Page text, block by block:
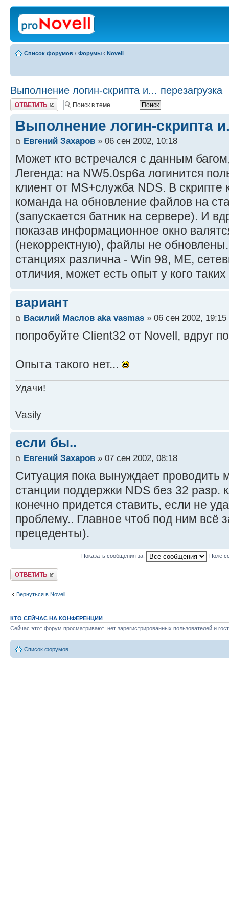
Список форумов ‹ Форумы ‹ Novell
Выполнение логин-скрипта и... перезагрузка
Ответить
Выполнение логин-скрипта
Евгений Захаров » 06 сен 2002, 10:18
Может кто встречался с данным
Легенда: на NW5.0sp6a логинится
клиент от MS+служба NDS. В скрипте
команда на обновление файлов на
(запускается батник на сервере). И
показав информационное окно
(некорректную), файлы не
станциях различна - Win 98, ME,
отличия, может есть опыт у кого
вариант
Василий Маслов aka vasmas » 06 сен 2002, 19:15
попробуйте Client32 от Novell, вдруг
Опыта такого нет...
Удачи!
Vasily
если бы..
Евгений Захаров » 07 сен 2002, 08:18
Ситуация пока вынуждает проводить
станции поддержки NDS без 32 разр.
конечно придется ставить, если не
проблему.. Главное чтоб под ним всё
прецеденты).
Показать сообщения за: Поле
Ответить
Вернуться в Novell
КТО СЕЙЧАС НА КОНФЕРЕНЦИИ
Сейчас этот форум просматривают: нет зарегистрированных пользователей и
Список форумов